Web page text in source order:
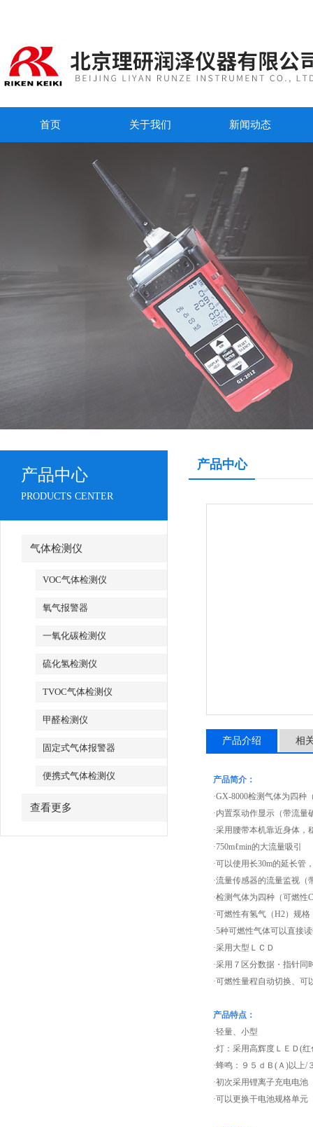
首页 关于我们 新闻动态
产品中心
PRODUCTS CENTER
气体检测仪
VOC气体检测仪
氧气报警器
一氧化碳检测仪
硫化氢检测仪
TVOC气体检测仪
甲醛检测仪
固定式气体报警器
便携式气体检测仪
查看更多
产品中心
产品介绍 相
产品简介：
·GX-8000检测气体为四种
·内置泵动作显示（带流量
·采用腰带本机靠近身体，
·750mℓmin的大流量吸引
·可以使用长30m的延长管
·流量传感器的流量监视
·检测气体为四种（可燃性
·可燃性有氢气（H2）规
·5种可燃性气体可以直接
·采用大型ＬＣＤ
·采用７区分数据・指针同
·可燃性量程自动切换、
产品特点：
·轻量、小型
·灯：采用高辉度ＬＥＤ(
·蜂鸣：９５ｄＢ(Ａ)以上/
·初次采用锂离子充电电池
·可以更换干电池规格单元